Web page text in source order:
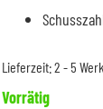
Lieferzeit:2 - 5
Vorrätig